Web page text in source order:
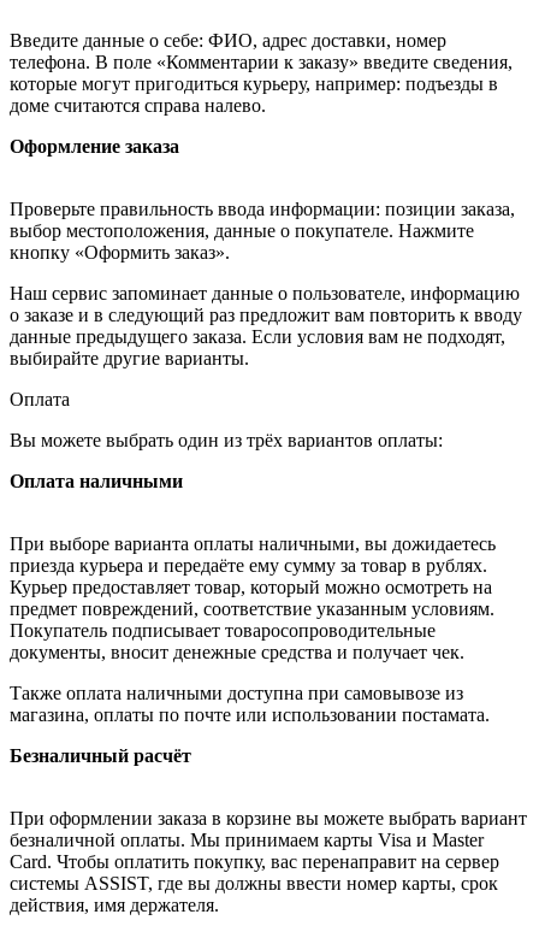
Введите данные о себе: ФИО, адрес доставки, номер
телефона. В поле «Комментарии к заказу» введите сведения,
которые могут пригодиться курьеру, например: подъезды в
доме считаются справа налево.
Оформление заказа
Проверьте правильность ввода информации: позиции заказа,
выбор местоположения, данные о покупателе. Нажмите
кнопку «Оформить заказ».
Наш сервис запоминает данные о пользователе, информацию
о заказе и в следующий раз предложит вам повторить к вводу
данные предыдущего заказа. Если условия вам не подходят,
выбирайте другие варианты.
Оплата
Вы можете выбрать один из трёх вариантов оплаты:
Оплата наличными
При выборе варианта оплаты наличными, вы дожидаетесь
приезда курьера и передаёте ему сумму за товар в рублях.
Курьер предоставляет товар, который можно осмотреть на
предмет повреждений, соответствие указанным условиям.
Покупатель подписывает товаросопроводительные
документы, вносит денежные средства и получает чек.
Также оплата наличными доступна при самовывозе из
магазина, оплаты по почте или использовании постамата.
Безналичный расчёт
При оформлении заказа в корзине вы можете выбрать вариант
безналичной оплаты. Мы принимаем карты Visa и Master
Card. Чтобы оплатить покупку, вас перенаправит на сервер
системы ASSIST, где вы должны ввести номер карты, срок
действия, имя держателя.